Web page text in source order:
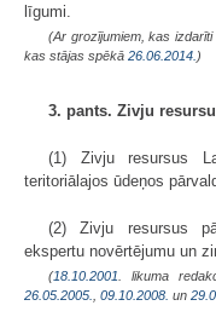
līgumi.
(Ar grozījumiem, kas izdarīti
kas stājas spēkā 26.06.2014. )
3. pants. Zivju
(1) Zivju resursus
teritoriālajos ūdeņos
(2) Zivju resursus
ekspertu novērtējumu un
(18.10.2001 . likuma
26.05.2005.
09.10.2008. un